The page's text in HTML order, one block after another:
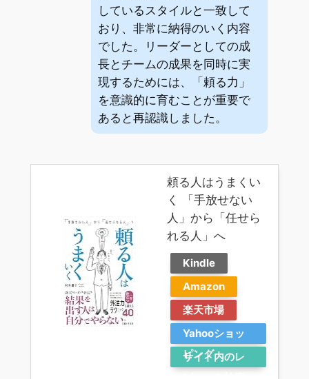
しているスタイルと一致して
おり、非常に納得のいく内容
でした。リーダーとしての成
長とチームの成果を同時に実
現するためには、「頼る力」
を意識的に育むことが重要で
あると再認識しました。
頼る人はうまくい
く 「手放せない
人」から「任せら
れる人」へ
Kindle
Amazon
楽天市場
Yahooショッ
ピング
サイト内のレ